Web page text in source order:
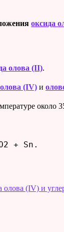
оксида
олова (II).
(IV) и
около
+ Sn.
олова (IV) и